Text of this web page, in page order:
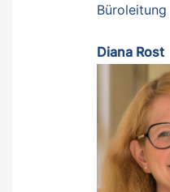
Büroleitung
Diana Rost